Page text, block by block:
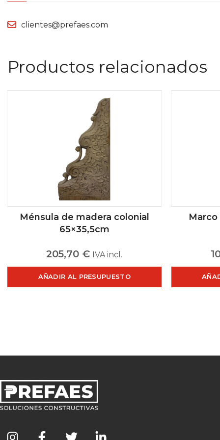
clientes@prefaes.com
Productos relacionados
Ménsula de madera colonial
65×35,5cm
205,70 € IVA incl.
AÑADIR AL PRESUPUESTO